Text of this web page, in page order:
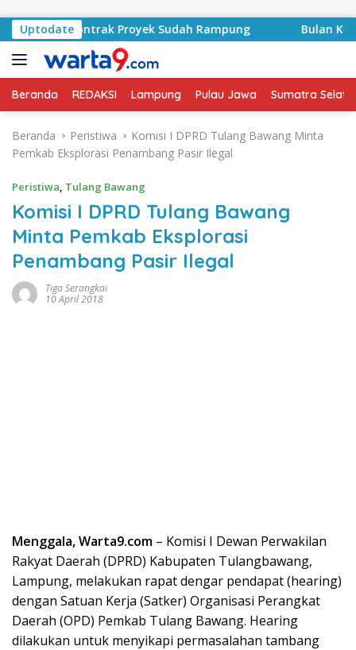
Uptodate
Kontrak Proyek Sudah Rampung Bulan
Beranda REDAKSI Lampung Pulau Jawa Sumatra
Beranda Peristiwa
Komisi I DPRD Tulang Bawang Minta
Pemkab Eksplorasi Penambang Pasir Ilegal
Peristiwa, Tulang Bawang
Komisi I DPRD Tulang Bawang
Minta Pemkab Eksplorasi
Penambang Pasir Ilegal
Tiga Serangkai
10 April 2018
Menggala, Warta9.com – Komisi I Dewan Perwakilan
Rakyat Daerah (DPRD) Kabupaten Tulangbawang,
Lampung, melakukan rapat dengar pendapat (hearing)
dengan Satuan Kerja (Satker) Organisasi Perangkat
Daerah (OPD) Pemkab Tulang Bawang. Hearing
dilakukan untuk menyikapi permasalahan tambang